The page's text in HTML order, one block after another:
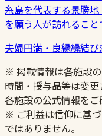
糸島を代表する景勝
を願う人が訪れること
夫婦円満・良縁縁結び
※ 掲載情報は各施設
時間・授与品等は変
各施設の公式情報をご
※ ご利益は信仰に基
ではありません。